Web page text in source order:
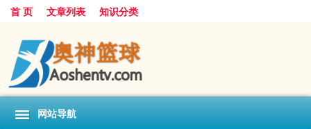
首 页 文章列表 知识分类
网站导航